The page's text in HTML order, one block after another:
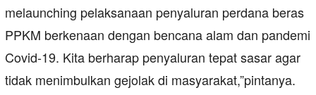
melaunching pelaksanaan penyaluran perdana beras
PPKM berkenaan dengan bencana alam dan pandemi
Covid-19. Kita berharap penyaluran tepat sasar agar
tidak menimbulkan gejolak di masyarakat,”pintanya.